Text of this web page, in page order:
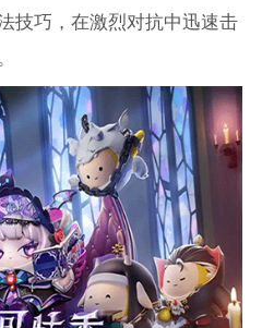
技巧，在激烈对抗中迅速击